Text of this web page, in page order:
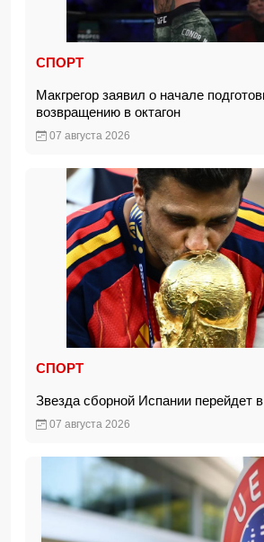
СПОРТ
Макгрегор заявил о начале
возвращению в октагон
07 августа 2026
СПОРТ
Звезда сборной Испании перейдет
07 августа 2026